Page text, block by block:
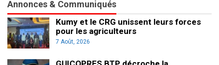
Annonces & Communiqués
Kumy et le CRG unissent leurs forces
pour les agriculteurs
7 Août, 2026